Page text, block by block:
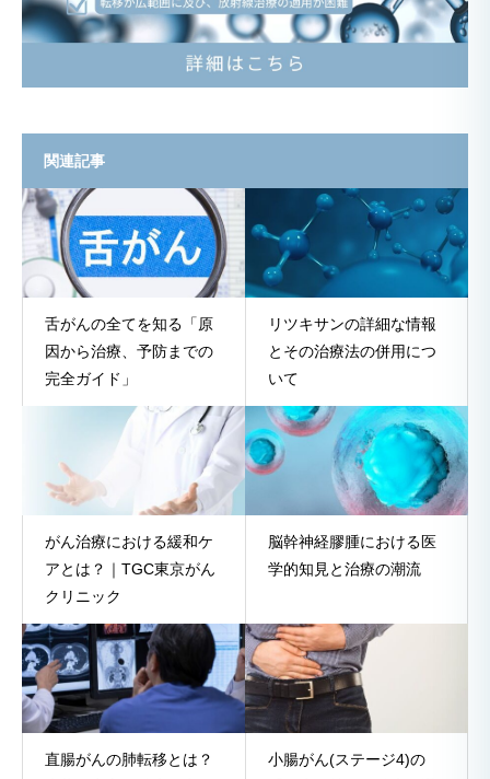
関連記事
舌がんの全てを知る「原
因から治療、予防までの
完全ガイド」
リツキサンの詳細な情報
とその治療法の併用につ
いて
がん治療における緩和ケ
アとは？｜TGC東京がん
クリニック
脳幹神経膠腫における医
学的知見と治療の潮流
直腸がんの肺転移とは？
小腸がん(ステージ4)の